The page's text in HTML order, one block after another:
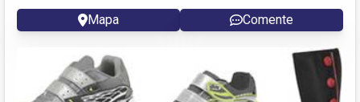
Mapa Comente